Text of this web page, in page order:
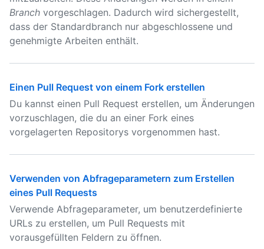
Branch vorgeschlagen. Dadurch wird sichergestellt,
dass der Standardbranch nur abgeschlossene und
genehmigte Arbeiten enthält.
Einen Pull Request von einem Fork erstellen
Du kannst einen Pull Request erstellen, um Änderungen
vorzuschlagen, die du an einer Fork eines
vorgelagerten Repositorys vorgenommen hast.
Verwenden von Abfrageparametern zum Erstellen
eines Pull Requests
Verwende Abfrageparameter, um benutzerdefinierte
URLs zu erstellen, um Pull Requests mit
vorausgefüllten Feldern zu öffnen.